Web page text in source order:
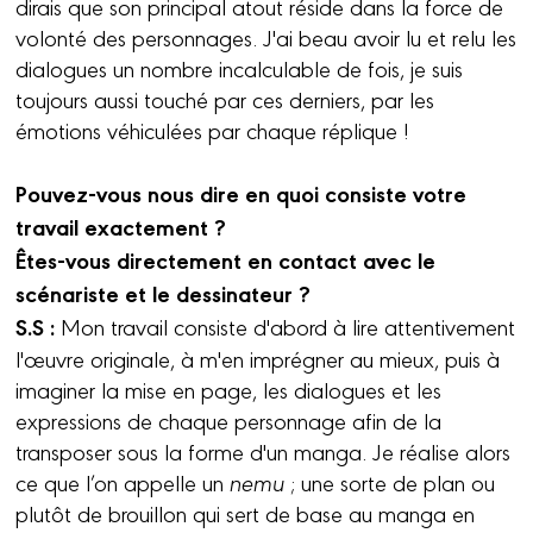
volonté des personnages. J'ai beau avoir lu et relu les
dialogues un nombre incalculable de fois, je suis
toujours aussi touché par ces derniers, par les
émotions véhiculées par chaque réplique !
Pouvez-vous nous dire en quoi consiste votre
travail exactement ?
Êtes-vous directement en contact avec le
scénariste et le dessinateur ?
S.S : Mon travail consiste d'abord à lire attentivement
l'œuvre originale, à m'en imprégner au mieux, puis à
imaginer la mise en page, les dialogues et les
expressions de chaque personnage afin de la
transposer sous la forme d'un manga. Je réalise alors
ce que l’on appelle unnemu ; une sorte de plan ou
plutôt de brouillon qui sert de base au manga en